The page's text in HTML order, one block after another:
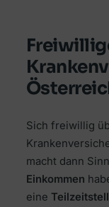
Sich freiwillig
macht dann
Einkommen
eine